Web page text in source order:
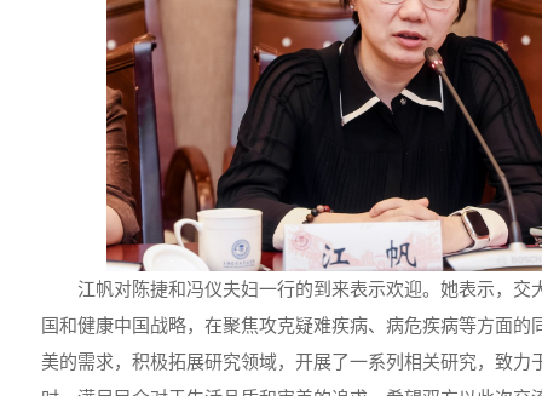
江帆对陈捷和冯仪夫妇一行的到来表示欢迎。她表示，交
国和健康中国战略，在聚焦攻克疑难疾病、病危疾病等方面的
美的需求，积极拓展研究领域，开展了一系列相关研究，致力